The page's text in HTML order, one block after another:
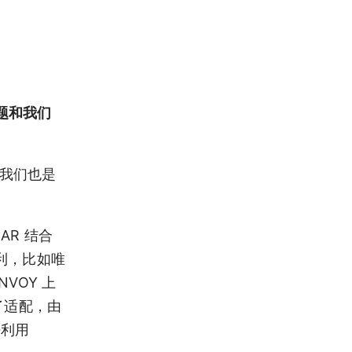
和我们
们也是
结合
，比如唯
上
配，由
用